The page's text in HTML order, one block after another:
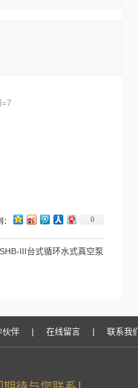
0
III台式循环水式真空泵
伙伴 | 在线留言 | 联系我